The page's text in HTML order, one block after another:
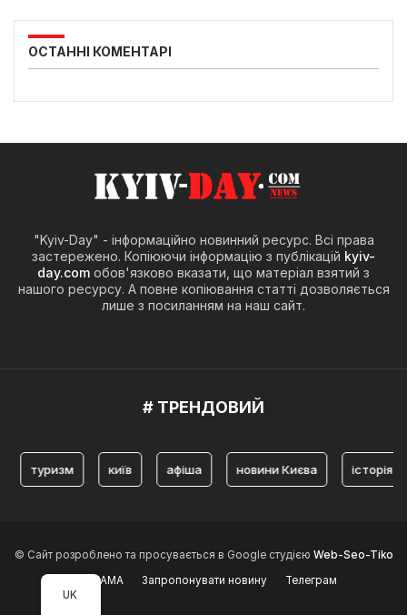
ОСТАННІ КОМЕНТАРІ
"Kyiv-Day" - інформаційно новинний ресурс. Всі права
застережено. Копіюючи інформацію з публікацій kyiv-
day.com обов'язково вказати, що матеріал взятий з
нашого ресурсу. А повне копіювання статті дозволяється
лише з посиланням на наш сайт.
# ТРЕНДОВИЙ
київ афіша новини Києва історія Києва
© Сайт розроблено та просувається в Google студією Web-Seo-Tiko
РЕКЛАМА
Запропонувати новину
Телеграм
UK